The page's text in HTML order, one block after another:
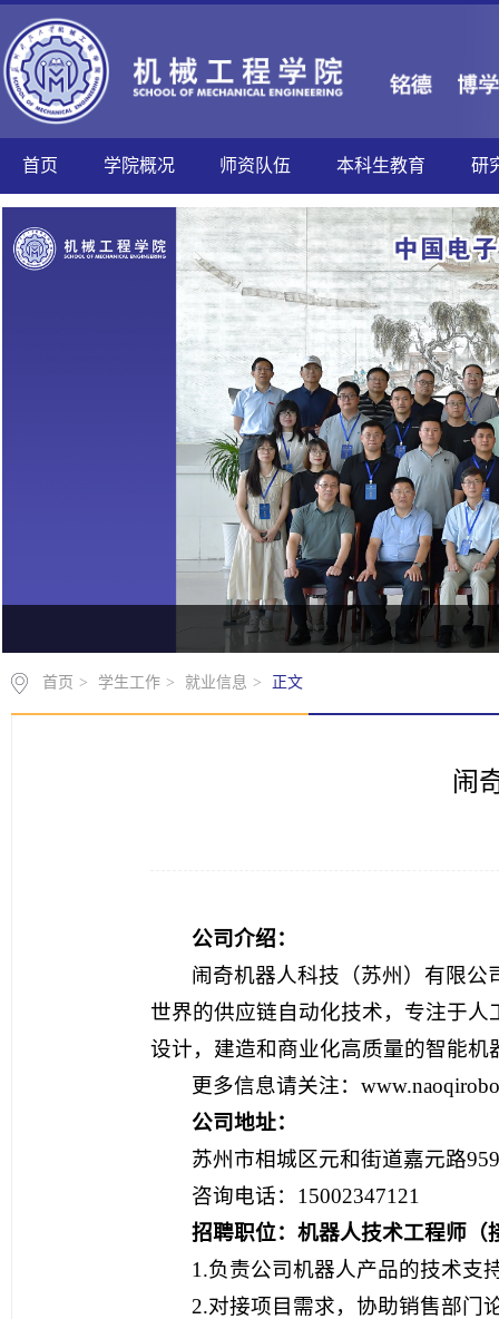
首页 学院概况 师资队伍 本科生教育 研
首页 > 学生工作 > 就业信息 > 正文
闹
公司介绍：
闹奇机器人科技（苏州）有限公
世界的供应链自动化技术，专注于
设计，建造和商业化高质量的智能
更多信息请关注：
公司地址：
苏州市相城区元和街道嘉元路
咨询电话：15002347121
招聘职位：机器人技术工程师（
1.负责公司机器人产品的技术支
2.对接项目需求，协助销售部门